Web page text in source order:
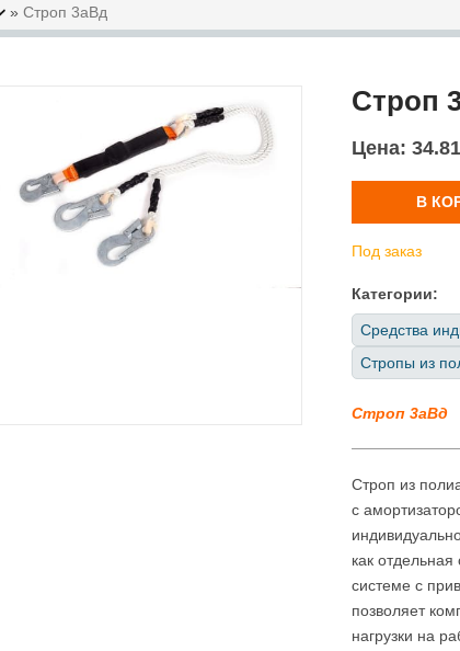
» Строп 3аВд
Строп
Цена:
В
Под заказ
Категории:
Средства
Стропы из
Строп 3аВд
Строп из
с
как
системе с
позволяет
нагрузки на